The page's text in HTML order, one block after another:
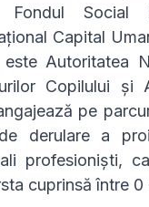
Fondul Social
Capital
Autoritatea
Copilului și
pe
derulare a
profesioniști,
cuprinsă între 0